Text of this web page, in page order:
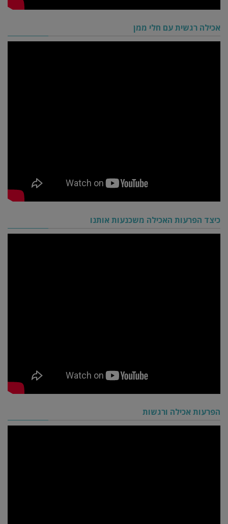
אכילה רגשית עם חלי ממן
כיצד הפרעות האכילה משכנעות אותנו
הפרעות אכילה ורגשות